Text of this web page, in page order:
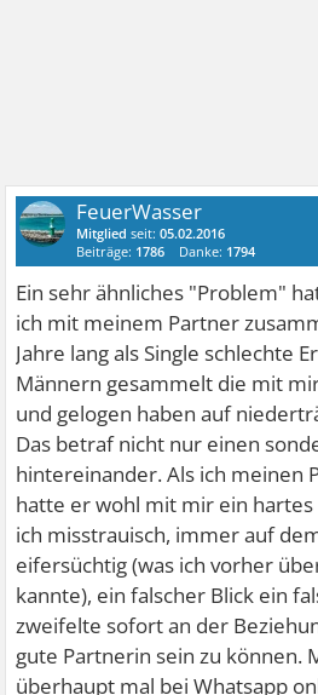
FeuerWasser
Mitglied seit:05.02.2016
Beiträge: 1786 Danke: 1794
Ein sehr ähnliches "Problem"
ich mit meinem Partner
Jahre lang als Single schlechte
Männern gesammelt die mit
und gelogen haben auf
Das betraf nicht nur einen
hintereinander. Als ich meinen
hatte er wohl mit mir ein hartes
ich misstrauisch, immer auf
eifersüchtig (was ich vorher
kannte), ein falscher Blick ein
zweifelte sofort an der
gute Partnerin sein zu können.
überhaupt mal bei Whatsapp